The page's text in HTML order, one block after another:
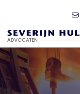
main
content